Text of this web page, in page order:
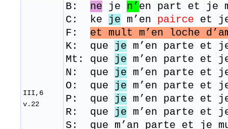
III,6
v.22
B: ne je n’ en part et je
C: ke je m’en pairce et
F: et mult m’en loche
K: que je m’en parte et
Mt: que je m’en parte et
N: que je m’en parte et
O: que je m’en parte et
P: que je m’en parte et
R: que je m’en parte et
S: que m’an parte et je